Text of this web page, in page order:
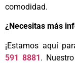
comodidad.
¿Necesitas más
¡Estamos aquí
591 8881.